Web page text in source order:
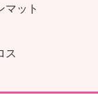
マット
ス